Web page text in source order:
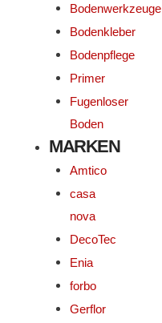
Bodenwerkzeuge
Bodenkleber
Bodenpflege
Primer
Fugenloser
Boden
MARKEN
Amtico
casa
nova
DecoTec
Enia
forbo
Gerflor